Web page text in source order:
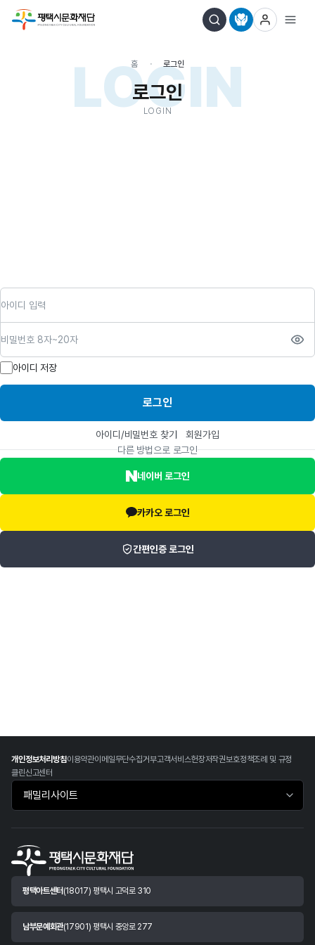
LOGIN
홈 로그인
로그인
LOGIN
아이디 저장
로그인
아이디/비밀번호 찾기
회원가입
다른 방법으로 로그인
네이버 로그인
카카오 로그인
간편인증 로그인
개인정보처리방침이용약관이메일무단수집거부고객서비스헌장저작권보호정책조례 및 규정
클린신고센터
패밀리사이트 바로가기
평택아트센터 (18017) 평택시 고덕로 310
남부문예회관(17901) 평택시 중앙로 277